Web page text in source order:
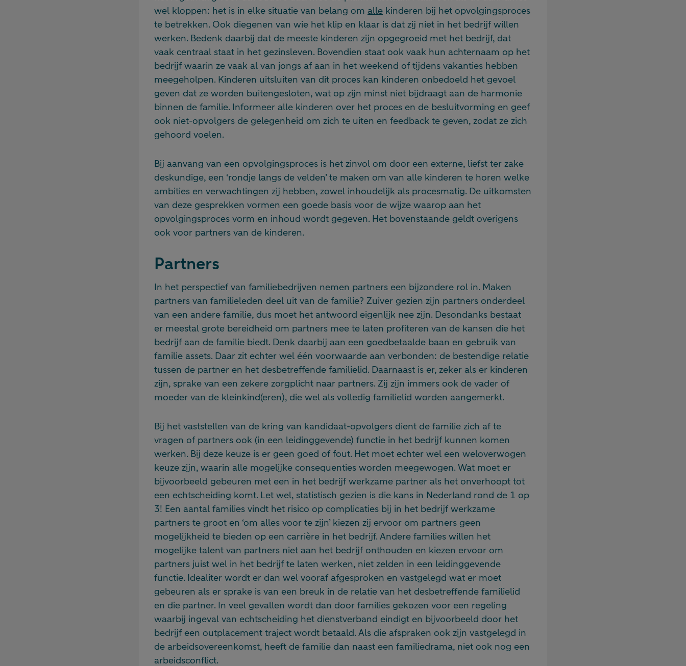
wel kloppen: het is in elke situatie van belang om alle kinderen bij het opvolgingsproces
te betrekken. Ook diegenen van wie het klip en klaar is dat zij niet in het bedrijf willen
werken. Bedenk daarbij dat de meeste kinderen zijn opgegroeid met het bedrijf, dat
vaak centraal staat in het gezinsleven. Bovendien staat ook vaak hun achternaam op het
bedrijf waarin ze vaak al van jongs af aan in het weekend of tijdens vakanties hebben
meegeholpen. Kinderen uitsluiten van dit proces kan kinderen onbedoeld het gevoel
geven dat ze worden buitengesloten, wat op zijn minst niet bijdraagt aan de harmonie
binnen de familie. Informeer alle kinderen over het proces en de besluitvorming en geef
ook niet-opvolgers de gelegenheid om zich te uiten en feedback te geven, zodat ze zich
gehoord voelen.
Bij aanvang van een opvolgingsproces is het zinvol om door een externe, liefst ter zake
deskundige, een ‘rondje langs de velden’ te maken om van alle kinderen te horen welke
ambities en verwachtingen zij hebben, zowel inhoudelijk als procesmatig. De uitkomsten
van deze gesprekken vormen een goede basis voor de wijze waarop aan het
opvolgingsproces vorm en inhoud wordt gegeven. Het bovenstaande geldt overigens
ook voor partners van de kinderen.
Partners
In het perspectief van familiebedrijven nemen partners een bijzondere rol in. Maken
partners van familieleden deel uit van de familie? Zuiver gezien zijn partners onderdeel
van een andere familie, dus moet het antwoord eigenlijk nee zijn. Desondanks bestaat
er meestal grote bereidheid om partners mee te laten profiteren van de kansen die het
bedrijf aan de familie biedt. Denk daarbij aan een goedbetaalde baan en gebruik van
familie assets. Daar zit echter wel één voorwaarde aan verbonden: de bestendige relatie
tussen de partner en het desbetreffende familielid. Daarnaast is er, zeker als er kinderen
zijn, sprake van een zekere zorgplicht naar partners. Zij zijn immers ook de vader of
moeder van de kleinkind(eren), die wel als volledig familielid worden aangemerkt.
Bij het vaststellen van de kring van kandidaat-opvolgers dient de familie zich af te
vragen of partners ook (in een leidinggevende) functie in het bedrijf kunnen komen
werken. Bij deze keuze is er geen goed of fout. Het moet echter wel een weloverwogen
keuze zijn, waarin alle mogelijke consequenties worden meegewogen. Wat moet er
bijvoorbeeld gebeuren met een in het bedrijf werkzame partner als het onverhoopt tot
een echtscheiding komt. Let wel, statistisch gezien is die kans in Nederland rond de 1 op
3! Een aantal families vindt het risico op complicaties bij in het bedrijf werkzame
partners te groot en ‘om alles voor te zijn’ kiezen zij ervoor om partners geen
mogelijkheid te bieden op een carrière in het bedrijf. Andere families willen het
mogelijke talent van partners niet aan het bedrijf onthouden en kiezen ervoor om
partners juist wel in het bedrijf te laten werken, niet zelden in een leidinggevende
functie. Idealiter wordt er dan wel vooraf afgesproken en vastgelegd wat er moet
gebeuren als er sprake is van een breuk in de relatie van het desbetreffende familielid
en die partner. In veel gevallen wordt dan door families gekozen voor een regeling
waarbij ingeval van echtscheiding het dienstverband eindigt en bijvoorbeeld door het
bedrijf een outplacement traject wordt betaald. Als die afspraken ook zijn vastgelegd in
de arbeidsovereenkomst, heeft de familie dan naast een familiedrama, niet ook nog een
arbeidsconflict.